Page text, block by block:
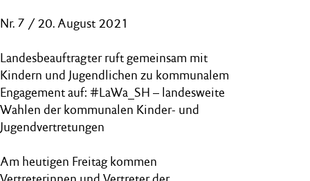
Nr. 7 / 20. August 2021
Landesbeauftragter ruft gemeinsam mit
Kindern und Jugendlichen zu kommunalem
Engagement auf: #LaWa_SH – landesweite
Wahlen der kommunalen Kinder- und
Jugendvertretungen
Am heutigen Freitag kommen